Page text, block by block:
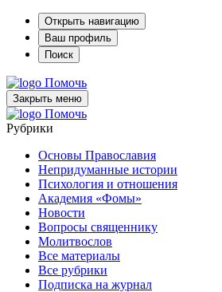
Открыть навигацию
Ваш профиль
Поиск
Помочь
Закрыть меню
Помочь
Рубрики
Основы Православия
Непридуманные истории
Психология и отношения
Академия «Фомы»
Новости
Вопросы священнику
Молитвослов
Все материалы
Все рубрики
Подписка на журнал